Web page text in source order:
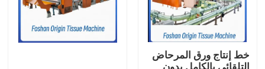
مراقبة الجودة
اتصل بنا
خط إنتاج ورق المرحاض